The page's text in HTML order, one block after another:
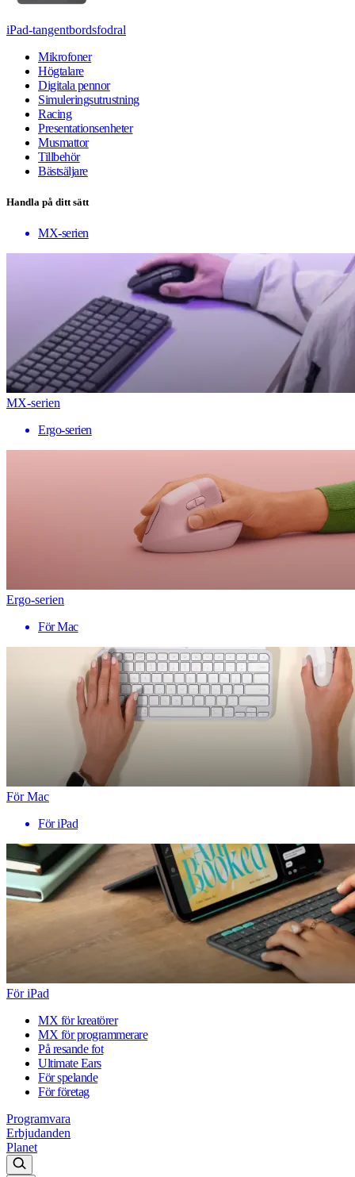
iPad-tangentbordsfodral
Mikrofoner
Högtalare
Digitala pennor
Simuleringsutrustning
Racing
Presentationsenheter
Musmattor
Tillbehör
Bästsäljare
Handla på ditt sätt
MX-serien
MX-serien
Ergo-serien
Ergo-serien
För Mac
För Mac
För iPad
För iPad
MX för kreatörer
MX för programmerare
På resande fot
Ultimate Ears
För spelande
För företag
Programvara
Erbjudanden
Planet